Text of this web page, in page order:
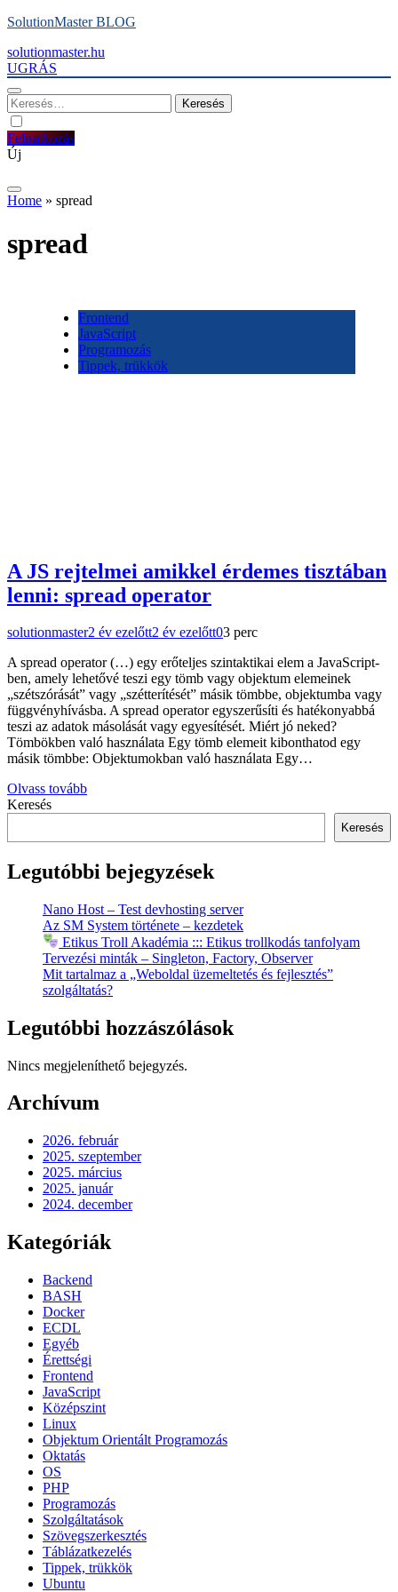
Ugrás
tartalomra
SolutionMaster BLOG
solutionmaster.hu
UGRÁS
Keresés:
Feliratkozás
Új
Home » spread
spread
Frontend
JavaScript
Programozás
Tippek, trükkök
A JS rejtelmei amikkel érdemes tisztában
lenni: spread operator
solutionmaster2 év ezelőtt2 év ezelőtt03 perc
A spread operator (…) egy erőteljes szintaktikai elem a JavaScript-
ben, amely lehetővé teszi egy tömb vagy objektum elemeinek
„szétszórását” vagy „szétterítését” másik tömbbe, objektumba vagy
függvényhívásba. A spread operator egyszerűsíti és hatékonyabbá
teszi az adatok másolását vagy egyesítését. Miért jó neked?
Tömbökben való használata Egy tömb elemeit kibonthatod egy
másik tömbbe: Objektumokban való használata Egy…
Olvass tovább
Keresés
Keresés
Legutóbbi bejegyzések
Nano Host – Test devhosting server
Az SM System története – kezdetek
Etikus Troll Akadémia ::: Etikus trollkodás tanfolyam
Tervezési minták – Singleton, Factory, Observer
Mit tartalmaz a „Weboldal üzemeltetés és fejlesztés”
szolgáltatás?
Legutóbbi hozzászólások
Nincs megjeleníthető bejegyzés.
Archívum
2026. február
2025. szeptember
2025. március
2025. január
2024. december
Kategóriák
Backend
BASH
Docker
ECDL
Egyéb
Érettségi
Frontend
JavaScript
Középszint
Linux
Objektum Orientált Programozás
Oktatás
OS
PHP
Programozás
Szolgáltatások
Szövegszerkesztés
Táblázatkezelés
Tippek, trükkök
Ubuntu